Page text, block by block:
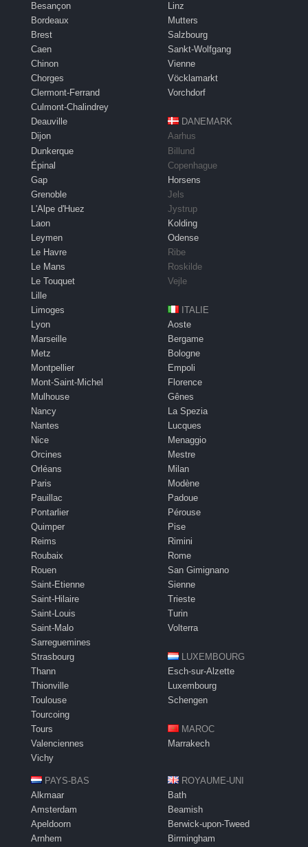
Besançon
Bordeaux
Brest
Caen
Chinon
Chorges
Clermont-Ferrand
Culmont-Chalindrey
Deauville
Dijon
Dunkerque
Épinal
Gap
Grenoble
L'Alpe d'Huez
Laon
Leymen
Le Havre
Le Mans
Le Touquet
Lille
Limoges
Lyon
Marseille
Metz
Montpellier
Mont-Saint-Michel
Mulhouse
Nancy
Nantes
Nice
Orcines
Orléans
Paris
Pauillac
Pontarlier
Quimper
Reims
Roubaix
Rouen
Saint-Etienne
Saint-Hilaire
Saint-Louis
Saint-Malo
Sarreguemines
Strasbourg
Thann
Thionville
Toulouse
Tourcoing
Tours
Valenciennes
Vichy
Linz
Mutters
Salzbourg
Sankt-Wolfgang
Vienne
Vöcklamarkt
Vorchdorf
DANEMARK
Aarhus
Billund
Copenhague
Horsens
Jels
Jystrup
Kolding
Odense
Ribe
Roskilde
Vejle
ITALIE
Aoste
Bergame
Bologne
Empoli
Florence
Gênes
La Spezia
Lucques
Menaggio
Mestre
Milan
Modène
Padoue
Pérouse
Pise
Rimini
Rome
San Gimignano
Sienne
Trieste
Turin
Volterra
LUXEMBOURG
Esch-sur-Alzette
Luxembourg
Schengen
MAROC
Marrakech
PAYS-BAS
Alkmaar
Amsterdam
Apeldoorn
Arnhem
ROYAUME-UNI
Bath
Beamish
Berwick-upon-Tweed
Birmingham